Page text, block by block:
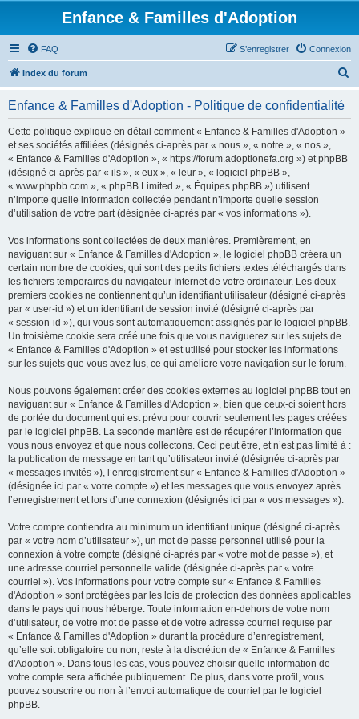
Enfance & Familles d'Adoption
FAQ Connexion
S’enregistrer
Index du forum
Enfance & Familles d'Adoption - Politique de confidentialité
Cette politique explique en détail comment « Enfance & Familles d'Adoption »
et ses sociétés affiliées (désignés ci-après par « nous », « notre », « nos »,
« Enfance & Familles d'Adoption », « https://forum.adoptionefa.org ») et phpBB
(désigné ci-après par « ils », « eux », « leur », « logiciel phpBB »,
« www.phpbb.com », « phpBB Limited », « Équipes phpBB ») utilisent
n’importe quelle information collectée pendant n’importe quelle session
d’utilisation de votre part (désignée ci-après par « vos informations »).
Vos informations sont collectées de deux manières. Premièrement, en
naviguant sur « Enfance & Familles d'Adoption », le logiciel phpBB créera un
certain nombre de cookies, qui sont des petits fichiers textes téléchargés dans
les fichiers temporaires du navigateur Internet de votre ordinateur. Les deux
premiers cookies ne contiennent qu’un identifiant utilisateur (désigné ci-après
par « user-id ») et un identifiant de session invité (désigné ci-après par
« session-id »), qui vous sont automatiquement assignés par le logiciel phpBB.
Un troisième cookie sera créé une fois que vous naviguerez sur les sujets de
« Enfance & Familles d'Adoption » et est utilisé pour stocker les informations
sur les sujets que vous avez lus, ce qui améliore votre navigation sur le forum.
Nous pouvons également créer des cookies externes au logiciel phpBB tout en
naviguant sur « Enfance & Familles d'Adoption », bien que ceux-ci soient hors
de portée du document qui est prévu pour couvrir seulement les pages créées
par le logiciel phpBB. La seconde manière est de récupérer l’information que
vous nous envoyez et que nous collectons. Ceci peut être, et n’est pas limité à :
la publication de message en tant qu’utilisateur invité (désignée ci-après par
« messages invités »), l’enregistrement sur « Enfance & Familles d'Adoption »
(désignée ici par « votre compte ») et les messages que vous envoyez après
l’enregistrement et lors d’une connexion (désignés ici par « vos messages »).
Votre compte contiendra au minimum un identifiant unique (désigné ci-après
par « votre nom d’utilisateur »), un mot de passe personnel utilisé pour la
connexion à votre compte (désigné ci-après par « votre mot de passe »), et
une adresse courriel personnelle valide (désignée ci-après par « votre
courriel »). Vos informations pour votre compte sur « Enfance & Familles
d'Adoption » sont protégées par les lois de protection des données applicables
dans le pays qui nous héberge. Toute information en-dehors de votre nom
d’utilisateur, de votre mot de passe et de votre adresse courriel requise par
« Enfance & Familles d'Adoption » durant la procédure d’enregistrement,
qu’elle soit obligatoire ou non, reste à la discrétion de « Enfance & Familles
d'Adoption ». Dans tous les cas, vous pouvez choisir quelle information de
votre compte sera affichée publiquement. De plus, dans votre profil, vous
pouvez souscrire ou non à l’envoi automatique de courriel par le logiciel
phpBB.